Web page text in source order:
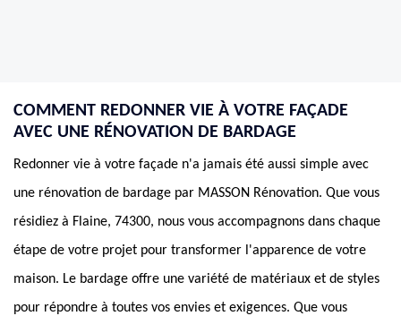
COMMENT REDONNER VIE À VOTRE FAÇADE
AVEC UNE RÉNOVATION DE BARDAGE
Redonner vie à votre façade n'a jamais été aussi simple avec
une rénovation de bardage par MASSON Rénovation. Que vous
résidiez à Flaine, 74300, nous vous accompagnons dans chaque
étape de votre projet pour transformer l'apparence de votre
maison. Le bardage offre une variété de matériaux et de styles
pour répondre à toutes vos envies et exigences. Que vous